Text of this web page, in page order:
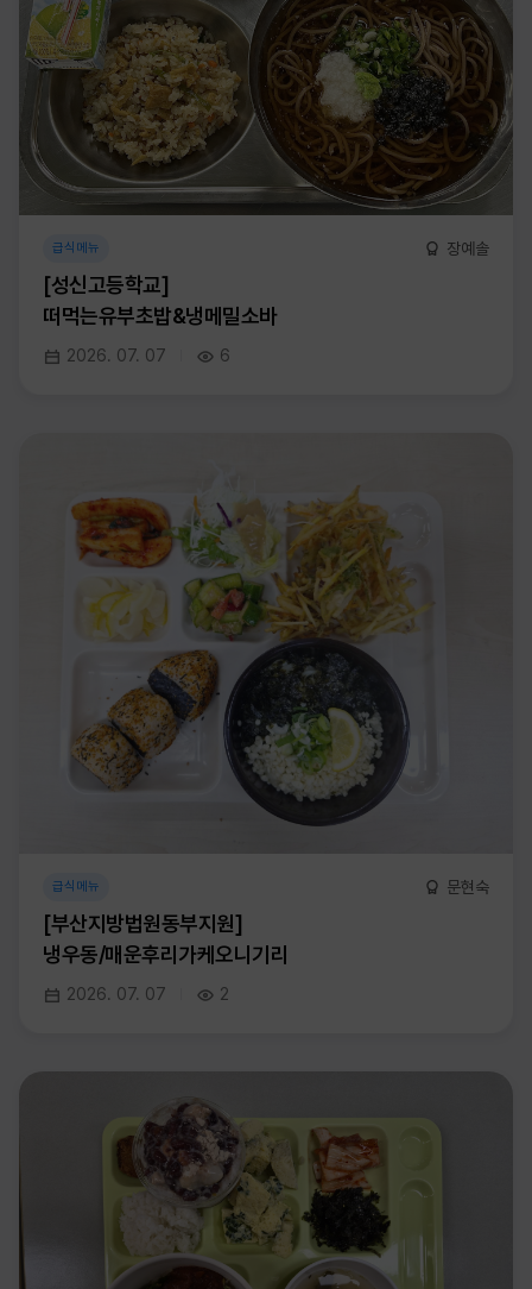
급식메뉴 장예솔
[성신고등학교]
떠먹는유부초밥&냉메밀소바
2026. 07. 07 6
급식메뉴 문현숙
[부산지방법원동부지원]
냉우동/매운후리가케오니기리
2026. 07. 07 2